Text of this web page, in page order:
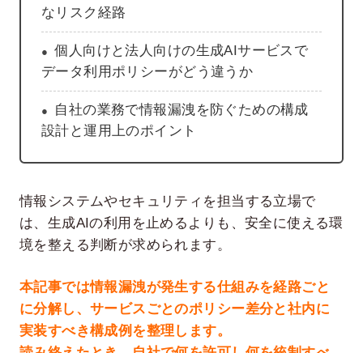
なリスク経路
個人向けと法人向けの生成AIサービスで
データ利用ポリシーがどう違うか
自社の業務で情報漏洩を防ぐための構成
設計と運用上のポイント
情報システムやセキュリティを担当する立場で
は、生成AIの利用を止めるよりも、安全に使える環
境を整える判断が求められます。
本記事では情報漏洩が発生する仕組みを経路ごと
に分解し、サービスごとのポリシー差分と社内に
実装すべき構成例を整理します。